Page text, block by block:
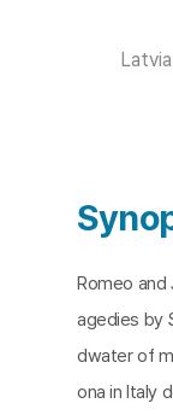
Latvia
Romeo
agedies by
dwater of
ona in Italy